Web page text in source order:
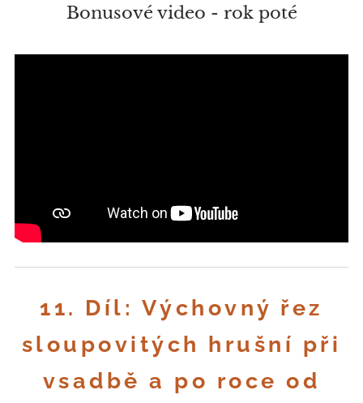
Bonusové video - rok poté
11. Díl: Výchovný řez
sloupovitých hrušní při
vsadbě a po roce od